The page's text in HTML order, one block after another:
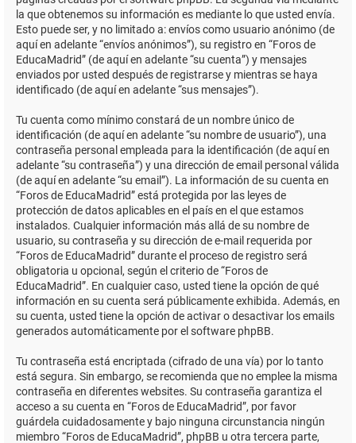
la que obtenemos su información es mediante lo que usted envía.
Esto puede ser, y no limitado a: envíos como usuario anónimo (de
aquí en adelante “envíos anónimos”), su registro en “Foros de
EducaMadrid” (de aquí en adelante “su cuenta”) y mensajes
enviados por usted después de registrarse y mientras se haya
identificado (de aquí en adelante “sus mensajes”).
Tu cuenta como mínimo constará de un nombre único de
identificación (de aquí en adelante “su nombre de usuario”), una
contraseña personal empleada para la identificación (de aquí en
adelante “su contraseña”) y una dirección de email personal válida
(de aquí en adelante “su email”). La información de su cuenta en
“Foros de EducaMadrid” está protegida por las leyes de
protección de datos aplicables en el país en el que estamos
instalados. Cualquier información más allá de su nombre de
usuario, su contraseña y su dirección de e-mail requerida por
“Foros de EducaMadrid” durante el proceso de registro será
obligatoria u opcional, según el criterio de “Foros de
EducaMadrid”. En cualquier caso, usted tiene la opción de qué
información en su cuenta será públicamente exhibida. Además, en
su cuenta, usted tiene la opción de activar o desactivar los emails
generados automáticamente por el software phpBB.
Tu contraseña está encriptada (cifrado de una vía) por lo tanto
está segura. Sin embargo, se recomienda que no emplee la misma
contraseña en diferentes websites. Su contraseña garantiza el
acceso a su cuenta en “Foros de EducaMadrid”, por favor
guárdela cuidadosamente y bajo ninguna circunstancia ningún
miembro “Foros de EducaMadrid”, phpBB u otra tercera parte,